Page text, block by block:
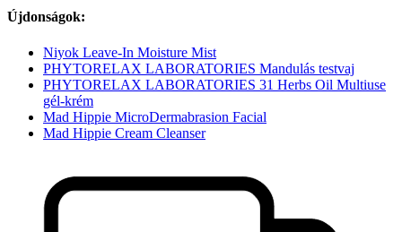
Újdonságok:
Niyok Leave-In Moisture Mist
PHYTORELAX LABORATORIES Mandulás testvaj
PHYTORELAX LABORATORIES 31 Herbs Oil Multiuse
gél-krém
Mad Hippie MicroDermabrasion Facial
Mad Hippie Cream Cleanser